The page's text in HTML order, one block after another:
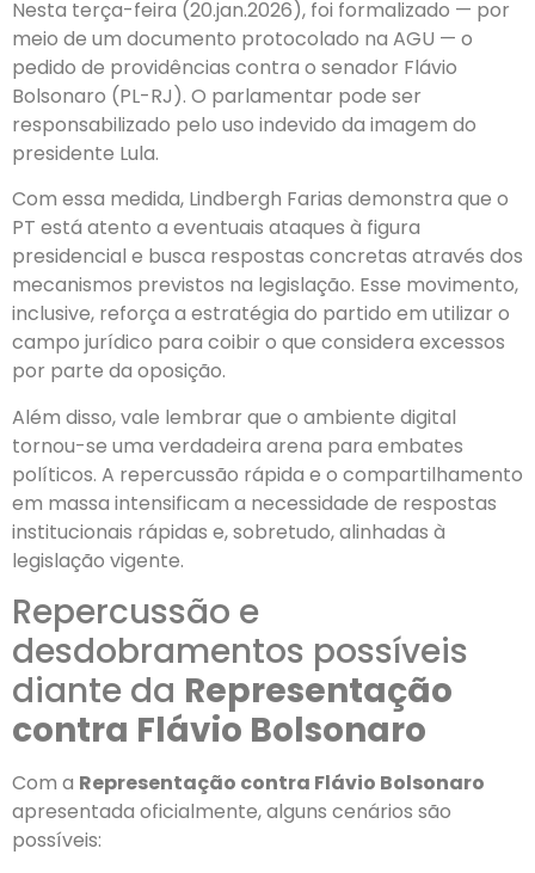
Nesta terça-feira (20.jan.2026), foi formalizado — por
meio de um documento protocolado na AGU — o
pedido de providências contra o senador Flávio
Bolsonaro (PL-RJ). O parlamentar pode ser
responsabilizado pelo uso indevido da imagem do
presidente Lula.
Com essa medida, Lindbergh Farias demonstra que o
PT está atento a eventuais ataques à figura
presidencial e busca respostas concretas através dos
mecanismos previstos na legislação. Esse movimento,
inclusive, reforça a estratégia do partido em utilizar o
campo jurídico para coibir o que considera excessos
por parte da oposição.
Além disso, vale lembrar que o ambiente digital
tornou-se uma verdadeira arena para embates
políticos. A repercussão rápida e o compartilhamento
em massa intensificam a necessidade de respostas
institucionais rápidas e, sobretudo, alinhadas à
legislação vigente.
Repercussão e
desdobramentos possíveis
diante da Representação
contra Flávio Bolsonaro
Com a Representação contra Flávio Bolsonaro
apresentada oficialmente, alguns cenários são
possíveis: